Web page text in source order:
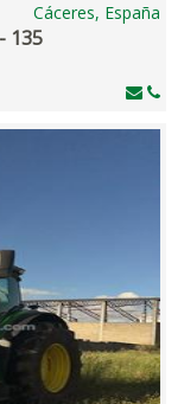
Cáceres, España
135